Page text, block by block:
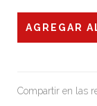
Compartir en las